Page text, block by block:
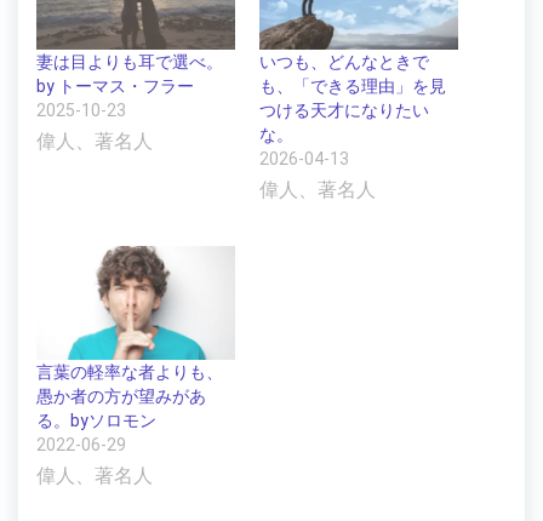
妻は目よりも耳で選べ。
by トーマス・フラー
2025-10-23
偉人、著名人
いつも、どんなときで
も、「できる理由」を見
つける天才になりたい
な。
2026-04-13
偉人、著名人
言葉の軽率な者よりも、
愚か者の方が望みがあ
る。byソロモン
2022-06-29
偉人、著名人